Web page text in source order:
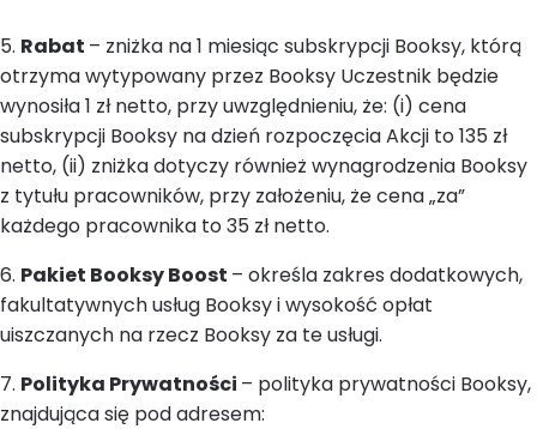
5. Rabat – zniżka na 1 miesiąc subskrypcji Booksy, którą
otrzyma wytypowany przez Booksy Uczestnik będzie
wynosiła 1 zł netto, przy uwzględnieniu, że: (i) cena
subskrypcji Booksy na dzień rozpoczęcia Akcji to 135 zł
netto, (ii) zniżka dotyczy również wynagrodzenia Booksy
z tytułu pracowników, przy założeniu, że cena „za”
każdego pracownika to 35 zł netto.
6. Pakiet Booksy Boost – określa zakres dodatkowych,
fakultatywnych usług Booksy i wysokość opłat
uiszczanych na rzecz Booksy za te usługi.
7. Polityka Prywatności – polityka prywatności Booksy,
znajdująca się pod adresem: